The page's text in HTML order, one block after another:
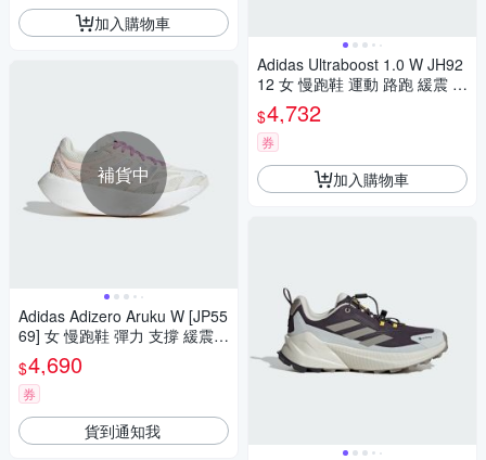
加入購物車
補貨中
Adidas Adizero Aruku W [JP55
69] 女 慢跑鞋 彈力 支撐 緩震
厚底 米白 粉紅
$4,690
券
貨到通知我
Adidas Ultraboost 1.0 W JH92
12 女 慢跑鞋 運動 路跑 緩震 回
彈 馬牌輪胎大底 米
$4,732
券
加入購物車